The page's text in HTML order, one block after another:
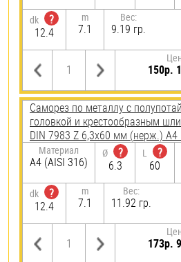
dk
?
12.4
m
7.1
Вес:
9.19 гр.
150р.
Саморез по металлу с
головкой и крестообразным
DIN 7983 Z 6,3х60 мм (нерж.) A4
Материал
A4 (AISI 316)
Ø
?
6.3
L
?
60
dk
?
12.4
m
7.1
Вес:
11.92 гр.
173р.